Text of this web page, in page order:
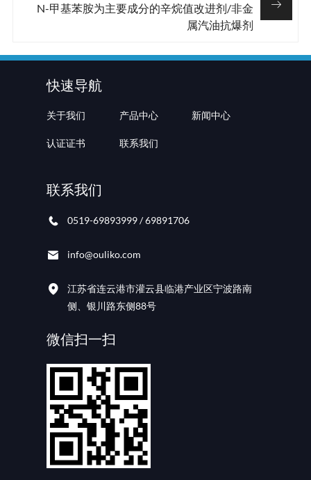
N-甲基苯胺为主要成分的辛烷值改进剂/非金
属汽油抗爆剂
快速导航
关于我们 产品中心 新闻中心
认证证书 联系我们
联系我们
0519-69893999 / 69891706
info@ouliko.com
江苏省连云港市灌云县临港产业区宁波路南
侧、银川路东侧88号
微信扫一扫